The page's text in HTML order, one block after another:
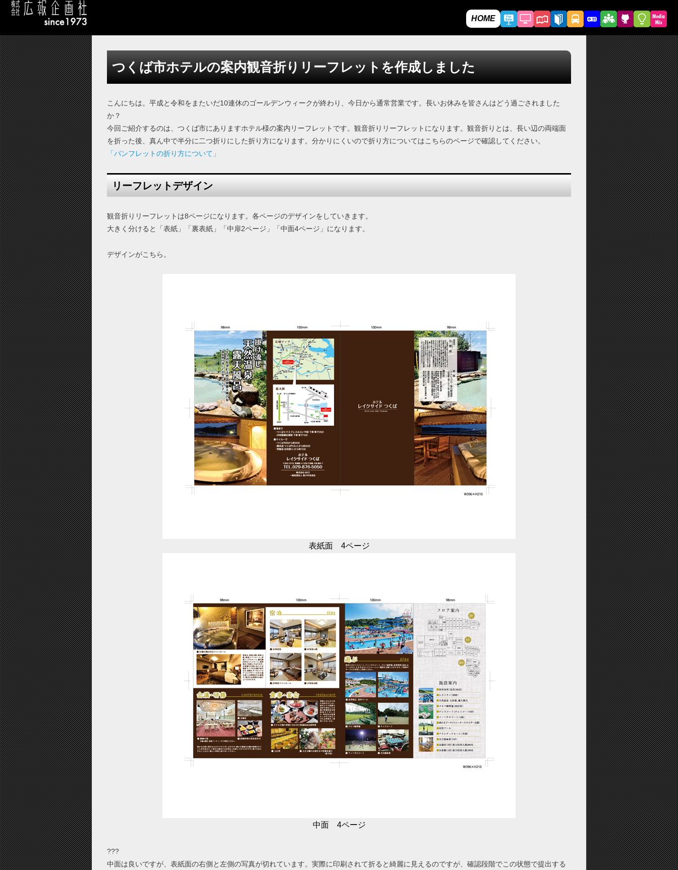
HOME
つくば市ホテルの案内観音折りリーフレットを作成しました
こんにちは。平成と令和をまたいだ10連休のゴールデンウィークが終わり、今日から通常営業です。長いお休みを皆さんはどう過ごされました
か？
今回ご紹介するのは、つくば市にありますホテル様の案内リーフレットです。観音折りリーフレットになります。観音折りとは、長い辺の両端面
を折った後、真ん中で半分に二つ折りにした折り方になります。分かりにくいので折り方についてはこちらのページで確認してください。
「パンフレットの折り方について」
リーフレットデザイン
観音折りリーフレットは8ページになります。各ページのデザインをしていきます。
大きく分けると「表紙」「裏表紙」「中扉2ページ」「中面4ページ」になります。
デザインがこちら。
表紙面 4ページ
中面 4ページ
???
中面は良いですが、表紙面の右側と左側の写真が切れています。実際に印刷されて折ると綺麗に見えるのですが、確認段階でこの状態で提出する